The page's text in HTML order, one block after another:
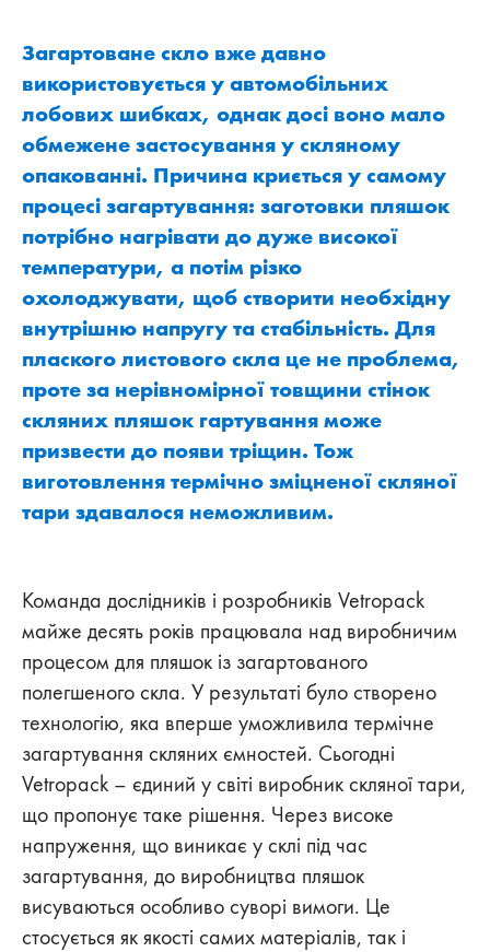
Загартоване скло вже давно
використовується у автомобільних
лобових шибках, однак досі воно мало
обмежене застосування у скляному
опакованні. Причина криється у самому
процесі загартування: заготовки пляшок
потрібно нагрівати до дуже високої
температури, а потім різко
охолоджувати, щоб створити необхідну
внутрішню напругу та стабільність. Для
плаского листового скла це не проблема,
проте за нерівномірної товщини стінок
скляних пляшок гартування може
призвести до появи тріщин. Тож
виготовлення термічно зміцненої скляної
тари здавалося неможливим.
Команда дослідників і розробників Vetropack
майже десять років працювала над виробничим
процесом для пляшок із загартованого
полегшеного скла. У результаті було створено
технологію, яка вперше уможливила термічне
загартування скляних ємностей. Сьогодні
Vetropack – єдиний у світі виробник скляної тари,
що пропонує таке рішення. Через високе
напруження, що виникає у склі під час
загартування, до виробництва пляшок
висуваються особливо суворі вимоги. Це
стосується як якості самих матеріалів, так і